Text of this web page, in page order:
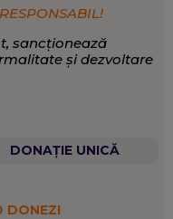
sancționează
și dezvoltare
DONAȚIE UNICĂ
DONEZI